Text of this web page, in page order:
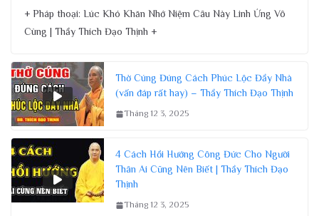
+ Pháp thoại: Lúc Khó Khăn Nhớ Niệm Câu Này Linh Ứng Vô
Cùng | Thầy Thích Đạo Thịnh +
Thờ Cúng Đúng Cách Phúc Lộc Đầy Nhà
(vấn đáp rất hay) – Thầy Thích Đạo Thịnh
Tháng 12 3, 2025
4 Cách Hồi Hướng Công Đức Cho Người
Thân Ai Cũng Nên Biết | Thầy Thích Đạo
Thịnh
Tháng 12 3, 2025